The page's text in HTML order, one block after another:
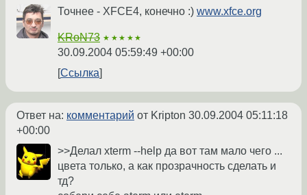
Точнее - XFCE4, конечно :) www.xfce.org
KRoN73 ★★★★★
30.09.2004 05:59:49 +00:00
Ссылка
Ответ на: комментарий от Kripton 30.09.2004 05:11:18
+00:00
>>Делал xterm --help да вот там мало чего ...
цвета только, а как прозрачность сделать и
тд?